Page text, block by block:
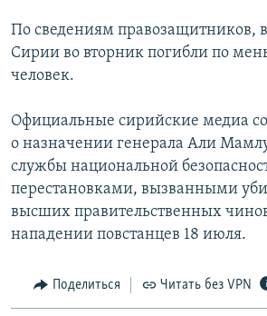
По сведениям правозащитников,
Сирии во вторник погибли по
человек.
Официальные сирийские медиа
о назначении генерала Али
службы национальной
перестановками, вызванными
высших правительственных
нападении повстанцев 18 июля.
Поделиться Читать без VPN